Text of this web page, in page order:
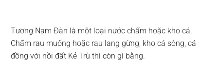
Tương Nam Đàn là một loại nước chấm hoặc kho cá.
Chấm rau muống hoặc rau lang gừng, kho cá sông, cá
đồng với nồi đất Kẻ Trù thì còn gì bằng.